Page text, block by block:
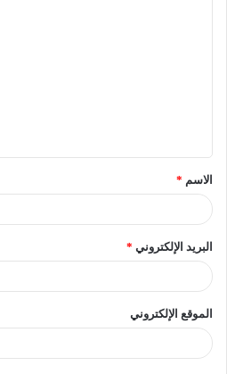
الاسم *
البريد الإلكتروني *
الموقع الإلكتروني